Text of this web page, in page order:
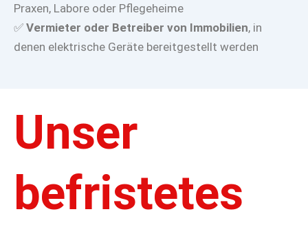
Praxen, Labore oder Pflegeheime
✅ Vermieter oder Betreiber von Immobilien, in
denen elektrische Geräte bereitgestellt werden
Unser
befristetes